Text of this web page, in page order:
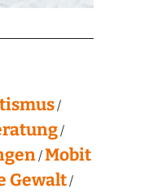
Mobit
Gewalt